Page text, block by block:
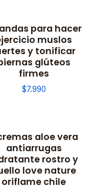
para hacer
muslos
y tonificar
glúteos
firmes
$7.990
aloe vera
antiarrugas
rostro y
love nature
oriflame chile